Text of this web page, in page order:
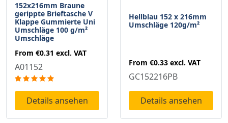
152x216mm Braune
gerippte Brieftasche V
Klappe Gummierte Uni
Umschläge 100 g/m²
Umschläge
From €0.31 excl. VAT
A01152
Details ansehen
Hellblau 152 x 216mm
Umschläge 120g/m²
From €0.33 excl. VAT
GC152216PB
Details ansehen